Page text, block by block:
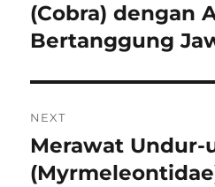
post:
(Cobra) dengan
Bertanggung
NEXT
Next
post:
Merawat Undur-